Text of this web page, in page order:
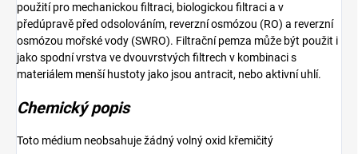
použití pro mechanickou filtraci, biologickou filtraci a v
předúpravě před odsolováním, reverzní osmózou (RO) a reverzní
osmózou mořské vody (SWRO). Filtrační pemza může být použit i
jako spodní vrstva ve dvouvrstvých filtrech v kombinaci s
materiálem menší hustoty jako jsou antracit, nebo aktivní uhlí.
Chemický popis
Toto médium neobsahuje žádný volný oxid křemičitý